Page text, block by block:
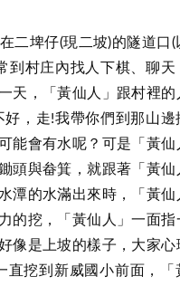
二埤仔(現二坡)的隧道口(
到村庄內找人下棋、聊天
天，「黃仙人」跟村裡的
，走!我帶你們到那山邊
能會有水呢？可是「黃仙
頭與畚箕，就跟著「黃仙
潭的水滿出來時，「黃仙
的挖，「黃仙人」一面指
像是上坡的樣子，大家心
直挖到新威國小前面，「